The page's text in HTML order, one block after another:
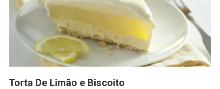
Torta De Limão e Biscoito